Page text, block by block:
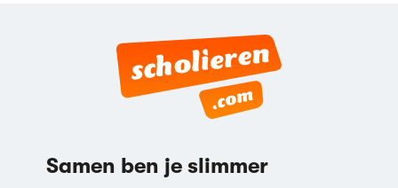
Samen ben je slimmer